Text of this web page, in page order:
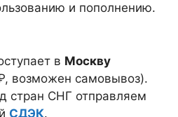
и пополнению.
в Москву
возможен самовывоз).
стран СНГ отправляем
СДЭК.